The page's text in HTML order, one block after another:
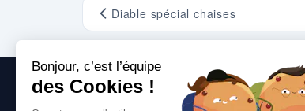
Diable spécial chaises
Nous sommes heureux de